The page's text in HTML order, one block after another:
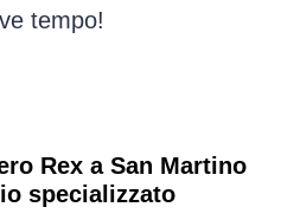
tempo!
Rex a San Martino
specializzato